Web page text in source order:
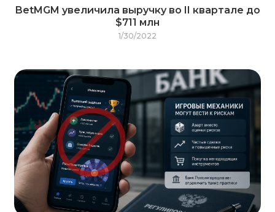
BetMGM увеличила выручку во II квартале до
$711 млн
1/30/2022